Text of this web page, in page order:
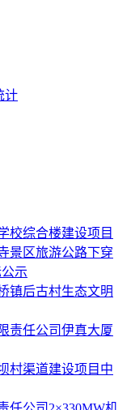
计
校综合楼建设项目
景区旅游公路下穿
示
镇后古村生态文明
责任公司伊真大厦
村渠道建设项目中